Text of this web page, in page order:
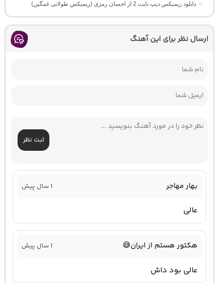
دانلود ریمیکس دیپ نایت 2 از احسان رمزی (ریمیکس طولانی غمگین)
ارسال نظر برای این آهنگ
ثبت نظر
بهار مهاجر 1 سال پیش
عالی
هکتور هستم از ایران😅 1 سال پیش
عالی بود داش